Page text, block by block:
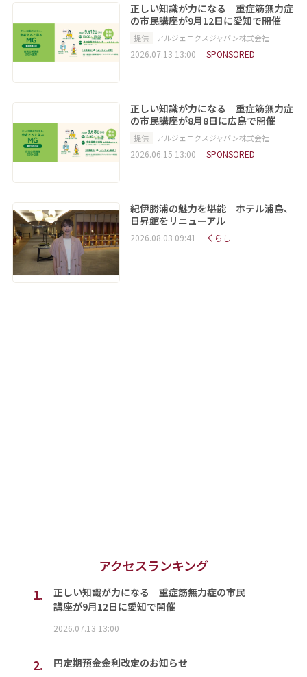
正しい知識が力になる 重症筋無力症
の市民講座が9月12日に愛知で開催
提供 アルジェニクスジャパン株式会社
2026.07.13 13:00 SPONSORED
正しい知識が力になる 重症筋無力症
の市民講座が8月8日に広島で開催
提供 アルジェニクスジャパン株式会社
2026.06.15 13:00 SPONSORED
紀伊勝浦の魅力を堪能 ホテル浦島、
日昇館をリニューアル
2026.08.03 09:41 くらし
アクセスランキング
1.
正しい知識が力になる 重症筋無力症の市民
講座が9月12日に愛知で開催
2026.07.13 13:00
2. 円定期預金金利改定のお知らせ